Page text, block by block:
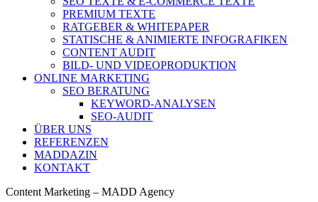
PREMIUM TEXTE
RATGEBER & WHITEPAPER
STATISCHE & ANIMIERTE INFOGRAFIKEN
CONTENT AUDIT
BILD- UND VIDEOPRODUKTION
ONLINE MARKETING
SEO BERATUNG
KEYWORD-ANALYSEN
SEO-AUDIT
ÜBER UNS
REFERENZEN
MADDAZIN
KONTAKT
Content Marketing – MADD Agency